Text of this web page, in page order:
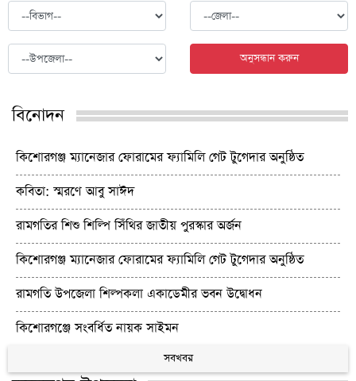
অনুসন্ধান করুন
বিনোদন
কিশোরগঞ্জ ম্যানেজার ফোরামের ফ্যামিলি গেট টুগেদার অনুষ্ঠিত
কবিতা: স্মরণে আবু সাঈদ
রামগতির শিশু শিল্পি সিঁথির জাতীয় পুরস্কার অর্জন
কিশোরগঞ্জ ম্যানেজার ফোরামের ফ্যামিলি গেট টুগেদার অনুষ্ঠিত
রামগতি উপজেলা শিল্পকলা একাডেমীর ভবন উদ্বোধন
কিশোরগঞ্জে সংবর্ধিত নায়ক সাইমন
সবখবর